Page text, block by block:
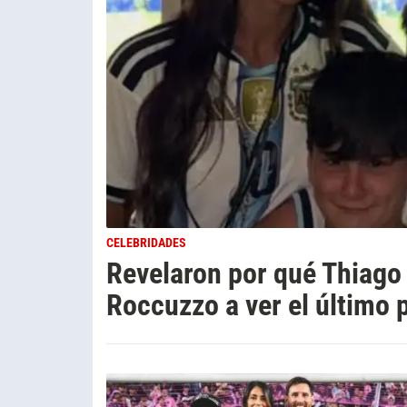
CELEBRIDADES
Revelaron por qué
Roccuzzo a ver el último